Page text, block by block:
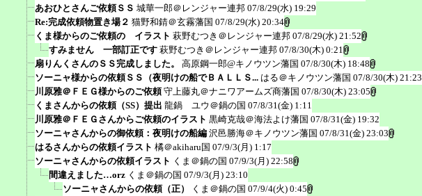
あおひとさんご依頼ＳＳ 城華一郎＠レンジャー連邦 07/8/29(水) 19:29
Re:完成依頼物置き場２ 猫野和錆＠玄霧藩国 07/8/29(水) 20:34
くま様からのご依頼の イラスト 萩野むつき＠レンジャー連邦 07/8/29(水) 21:52
すみません 一部訂正です 萩野むつき＠レンジャー連邦 07/8/30(木) 0:21
扇りんくさんのＳＳ完成しました。
高原鋼一郎@キノウツン藩国 07/8/30(木) 18:48
ソーニャ様からの依頼ＳＳ（夜明けの船でＢＡＬＬＳ... はる＠キノウツン藩国 07/8/30(木) 21:23
川原雅＠ＦＥＧ様からのご依頼 守上藤丸＠ナニワアームズ商藩国 07/8/30(木) 23:05
くまさんからの依頼（SS）提出 龍鍋 ユウ＠鍋の国 07/8/31(金) 1:11
川原雅＠ＦＥＧさんからご依頼のイラスト 黒崎克哉＠海法よけ藩国 07/8/31(金) 19:32
ソーニャさんからの御依頼：夜明けの船編 沢邑勝海＠キノウツン藩国 07/8/31(金) 23:03
はるさんからの依頼イラスト 橘＠akiharu国 07/9/3(月) 1:17
ソーニャさんからの依頼イラスト くま＠鍋の国 07/9/3(月) 22:58
間違えました…orz くま＠鍋の国 07/9/3(月) 23:10
ソーニャさんからの依頼（正）
くま＠鍋の国 07/9/4(火) 0:45